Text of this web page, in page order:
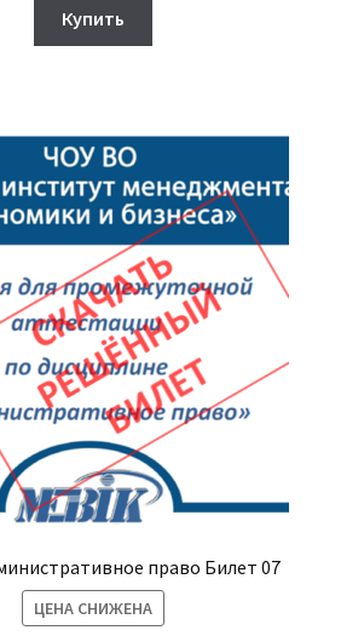
составляла
350₽.
Купить
право Билет 07
ЦЕНА СНИЖЕНА